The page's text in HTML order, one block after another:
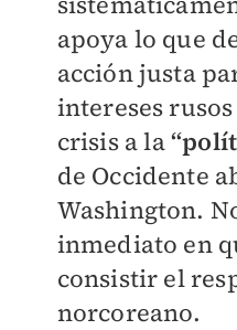
apoya lo que
acción justa
intereses
crisis a la
de Occidente
Washington.
inmediato en
consistir el
norcoreano.